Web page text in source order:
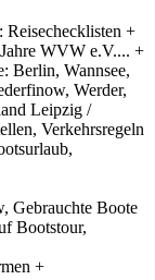
Reisechecklisten +
WVW e.V.... +
Berlin, Wannsee,
Werder,
Leipzig /
Verkehrsregeln
Gebrauchte Boote
Bootstour,
+